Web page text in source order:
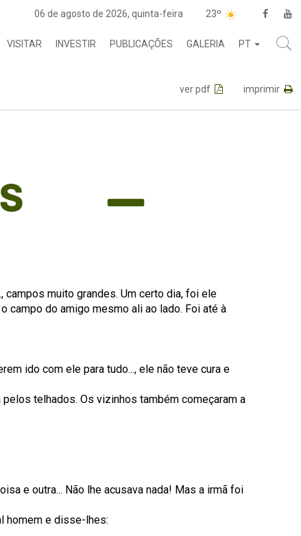
06 de agosto de 2026, quinta-feira 23º
VISITAR INVESTIR PUBLICAÇÕES GALERIA PT
ver pdf imprimir
campos muito grandes. Um certo dia, foi ele
campo do amigo mesmo ali ao lado. Foi até à
ido com ele para tudo..., ele não teve cura e
telhados. Os vizinhos também começaram a
e outra... Não lhe acusava nada! Mas a irmã foi
homem e disse-lhes: